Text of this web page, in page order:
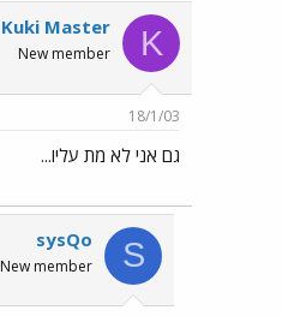
K
Kuki Master
New member
18/1/03
גם אני לא מת עליו...
S
sysQo
New member